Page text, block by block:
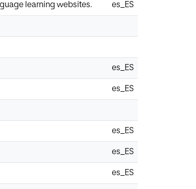
learning websites. es_ES
es_ES
es_ES
es_ES
es_ES
es_ES